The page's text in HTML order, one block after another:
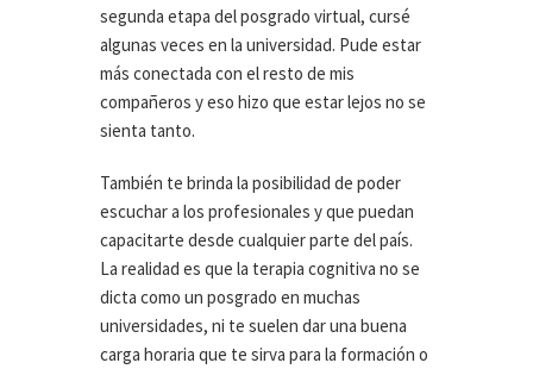
segunda etapa del posgrado virtual, cursé
algunas veces en la universidad. Pude estar
más conectada con el resto de mis
compañeros y eso hizo que estar lejos no se
sienta tanto.
También te brinda la posibilidad de poder
escuchar a los profesionales y que puedan
capacitarte desde cualquier parte del país.
La realidad es que la terapia cognitiva no se
dicta como un posgrado en muchas
universidades, ni te suelen dar una buena
carga horaria que te sirva para la formación o